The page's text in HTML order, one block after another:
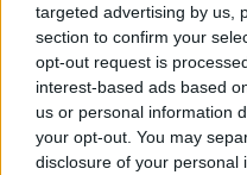
targeted advertising by us,
section to confirm your
opt-out request is
interest-based ads based
us or personal information
your opt-out. You may
disclosure of your personal
Dibujos de